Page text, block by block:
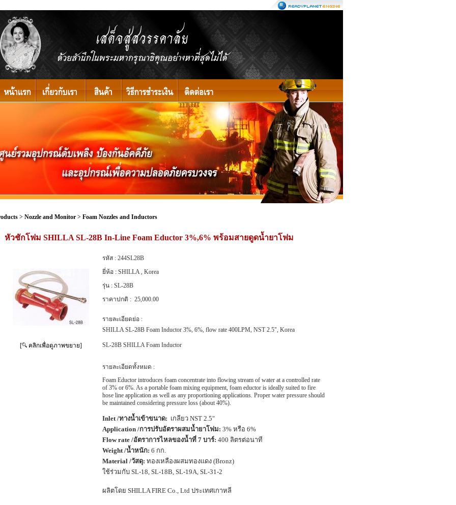
> Nozzle and Monitor > Foam Nozzles and Inductors
หัวชักโฟม SHILLA SL-28B In-Line Foam Eductor 3%,6% พร้อมสายดูดน้ำยาโฟม
[ คลิกเพื่อดูภาพขยาย]
รหัส : 244SL28B
ยี่ห้อ : SHILLA , Korea
รุ่น : SL-28B
ราคาปกติ : 25,000.00
รายละเอียดย่อ :
SHILLA SL-28B Foam Inductor 3%, 6%, flow rate 400LPM, NST 2.5", Korea
SL-28B SHILLA Foam Inductor
รายละเอียดทั้งหมด :
Foam Eductor introduces foam concentrate into flowing stream of water at a controlled rate
of 3% or 6%. As a portable foam mixing equipment, foam eductor is ideally suited to fire
hose line application as well as any proportioning applications. Proper water pressure should
be maintained considering pressure loss (about 40%).
Inlet /ทางน้ำเข้าขนาด: เกลียว NST 2.5"
Application /การปรับอัตราผสมน้ำยาโฟม: 3% หรือ 6%
Flow rate /อัตราการไหลของน้ำที่ 7 บาร์: 400 ลิตรต่อนาที
Weight /น้ำหนัก: 6 กก.
Material /วัสดุ: ทองเหลืองผสมทองแดง (Bronz)
ใช้ร่วมกับ SL-18, SL-18B, SL-19A, SL-31-2
ผลิตโดย SHILLA FIRE Co., Ltd ประเทศเกาหลี